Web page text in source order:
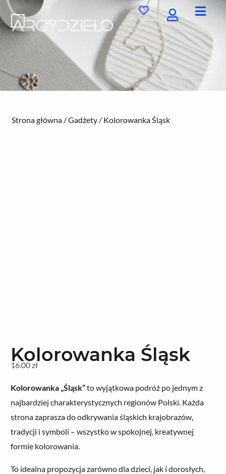
Przejdź
do
treści
Strona główna /Gadżety / Kolorowanka Śląsk
Kolorowanka Śląsk
16.00zł
Kolorowanka „Śląsk”to wyjątkowa podróż po jednym z
najbardziej charakterystycznych regionów Polski. Każda
strona zaprasza do odkrywania śląskich krajobrazów,
tradycji i symboli – wszystko w spokojnej, kreatywnej
formie kolorowania.
To idealna propozycja zarówno dla dzieci, jak i dorosłych,